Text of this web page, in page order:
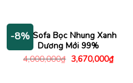
-8%Bộ Sofa Bọc Nhung Xanh
Dương Mới 99%
4,000,000₫ Giá
gốc
3,670,000₫Giá
hiện